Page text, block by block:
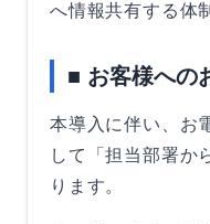
へ情報共有する体
■ お客様への
本導入に伴い、お
して「担当部署か
ります。